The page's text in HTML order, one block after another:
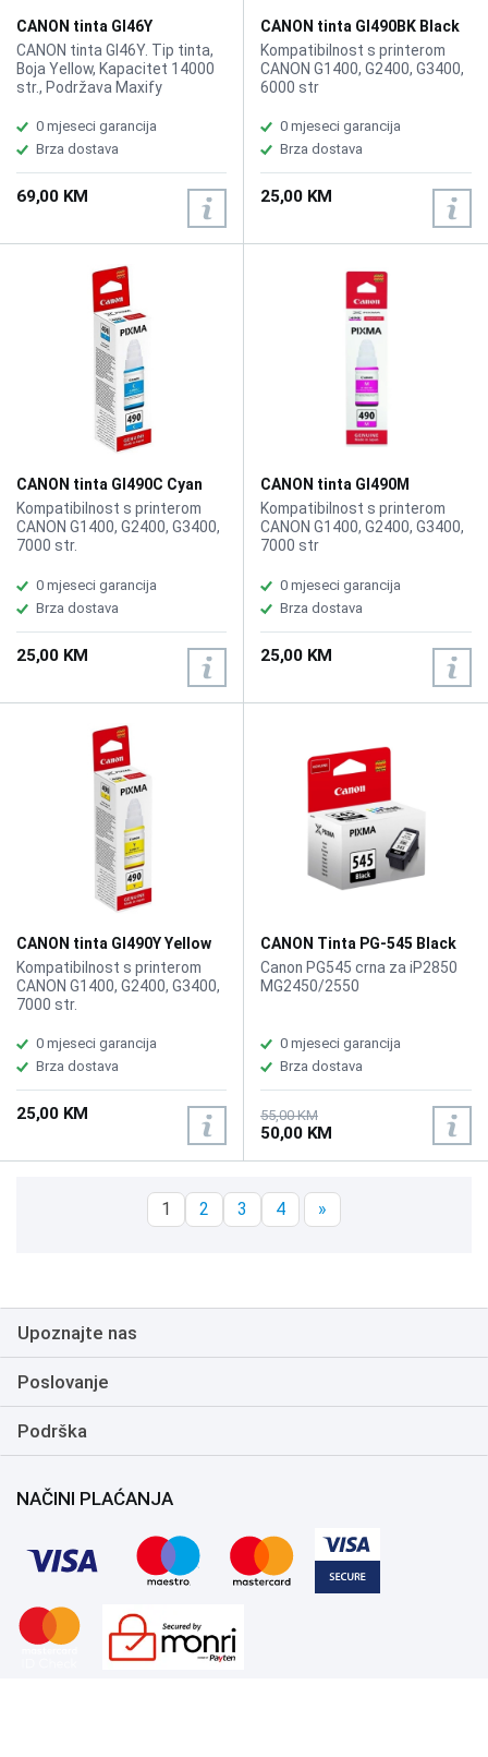
CANON tinta GI46Y
CANON tinta GI46Y. Tip tinta,
Boja Yellow, Kapacitet 14000
str., Podržava Maxify
0 mjeseci garancija
Brza dostava
69,00 KM
CANON tinta GI490BK Black
Kompatibilnost s printerom
CANON G1400, G2400, G3400,
6000 str
0 mjeseci garancija
Brza dostava
25,00 KM
CANON tinta GI490C Cyan
Kompatibilnost s printerom
CANON G1400, G2400, G3400,
7000 str.
0 mjeseci garancija
Brza dostava
25,00 KM
CANON tinta GI490M
Magenta
Kompatibilnost s printerom
CANON G1400, G2400, G3400,
7000 str
0 mjeseci garancija
Brza dostava
25,00 KM
CANON tinta GI490Y Yellow
Kompatibilnost s printerom
CANON G1400, G2400, G3400,
7000 str.
0 mjeseci garancija
Brza dostava
25,00 KM
CANON Tinta PG-545 Black
Canon PG545 crna za iP2850
MG2450/2550
0 mjeseci garancija
Brza dostava
55,00 KM
50,00 KM
1 2 3 4 »
Upoznajte nas
Poslovanje
Podrška
NAČINI PLAĆANJA